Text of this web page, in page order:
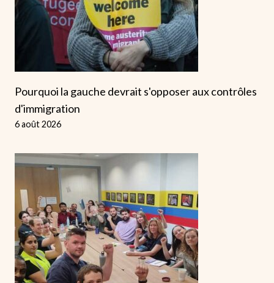
Pourquoi la gauche devrait s'opposer aux contrôles
d'immigration
6 août 2026